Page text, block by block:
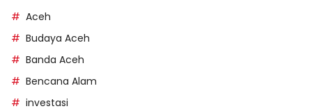
Aceh
Budaya Aceh
Banda Aceh
Bencana Alam
investasi